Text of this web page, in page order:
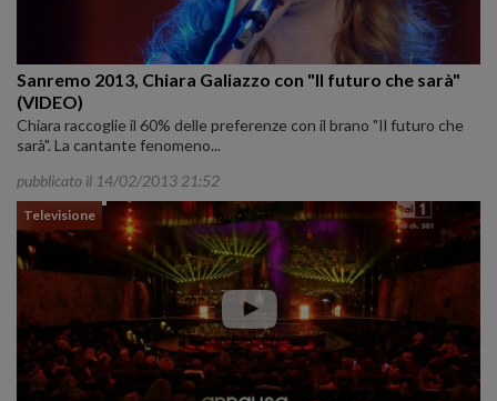
Sanremo 2013, Chiara Galiazzo con "Il futuro che sarà"
(VIDEO)
Chiara raccoglie il 60% delle preferenze con il brano "Il futuro che
sarà". La cantante fenomeno...
pubblicato il 14/02/2013 21:52
Televisione